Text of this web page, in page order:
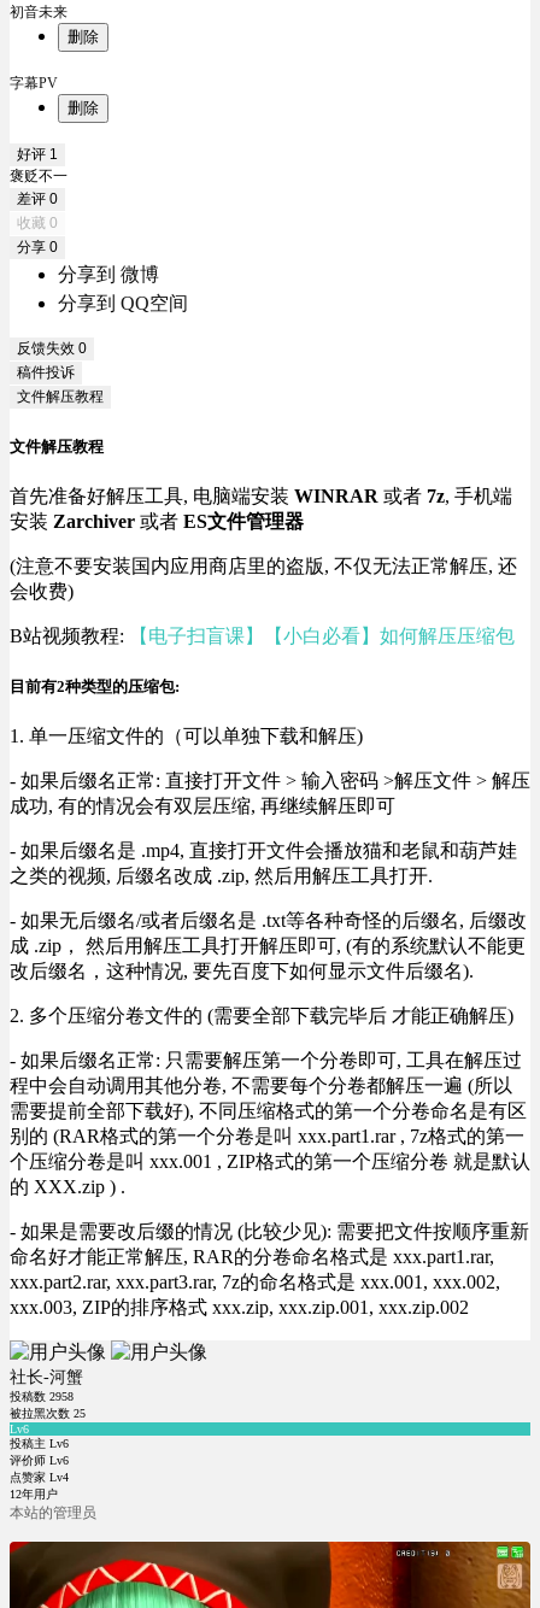
初音未来
删除
字幕PV
删除
好评 1
褒贬不一
差评 0
收藏 0
分享 0
分享到 微博
分享到 QQ空间
反馈失效 0
稿件投诉
文件解压教程
文件解压教程
首先准备好解压工具, 电脑端安装 WINRAR 或者 7z, 手机端
安装 Zarchiver 或者 ES文件管理器
(注意不要安装国内应用商店里的盗版, 不仅无法正常解压, 还
会收费)
B站视频教程: 【电子扫盲课】【小白必看】如何解压压缩包
目前有2种类型的压缩包:
1. 单一压缩文件的（可以单独下载和解压)
- 如果后缀名正常: 直接打开文件 > 输入密码 >解压文件 > 解压
成功, 有的情况会有双层压缩, 再继续解压即可
- 如果后缀名是 .mp4, 直接打开文件会播放猫和老鼠和葫芦娃
之类的视频, 后缀名改成 .zip, 然后用解压工具打开.
- 如果无后缀名/或者后缀名是 .txt等各种奇怪的后缀名, 后缀改
成 .zip， 然后用解压工具打开解压即可, (有的系统默认不能更
改后缀名，这种情况, 要先百度下如何显示文件后缀名).
2. 多个压缩分卷文件的 (需要全部下载完毕后 才能正确解压)
- 如果后缀名正常: 只需要解压第一个分卷即可, 工具在解压过
程中会自动调用其他分卷, 不需要每个分卷都解压一遍 (所以
需要提前全部下载好), 不同压缩格式的第一个分卷命名是有区
别的 (RAR格式的第一个分卷是叫 xxx.part1.rar , 7z格式的第一
个压缩分卷是叫 xxx.001 , ZIP格式的第一个压缩分卷 就是默认
的 XXX.zip ) .
- 如果是需要改后缀的情况 (比较少见): 需要把文件按顺序重新
命名好才能正常解压, RAR的分卷命名格式是 xxx.part1.rar,
xxx.part2.rar, xxx.part3.rar, 7z的命名格式是 xxx.001, xxx.002,
xxx.003, ZIP的排序格式 xxx.zip, xxx.zip.001, xxx.zip.002
社长-河蟹
投稿数 2958
被拉黑次数 25
Lv6
投稿主 Lv6
评价师 Lv6
点赞家 Lv4
12年用户
本站的管理员